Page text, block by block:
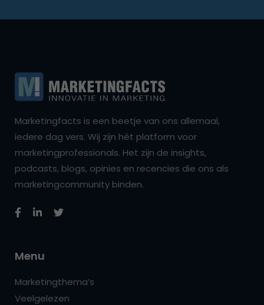
Marketingfacts is een beetje van ons allemaal,
iedere dag vers. Wij zijn hét platform voor
marketingprofessionals. Het zijn de insights,
podcasts, blogs, opinies en recencies die ons als
marketingcommunity binden.
Menu
Marketingthema’s
Veelgelezen